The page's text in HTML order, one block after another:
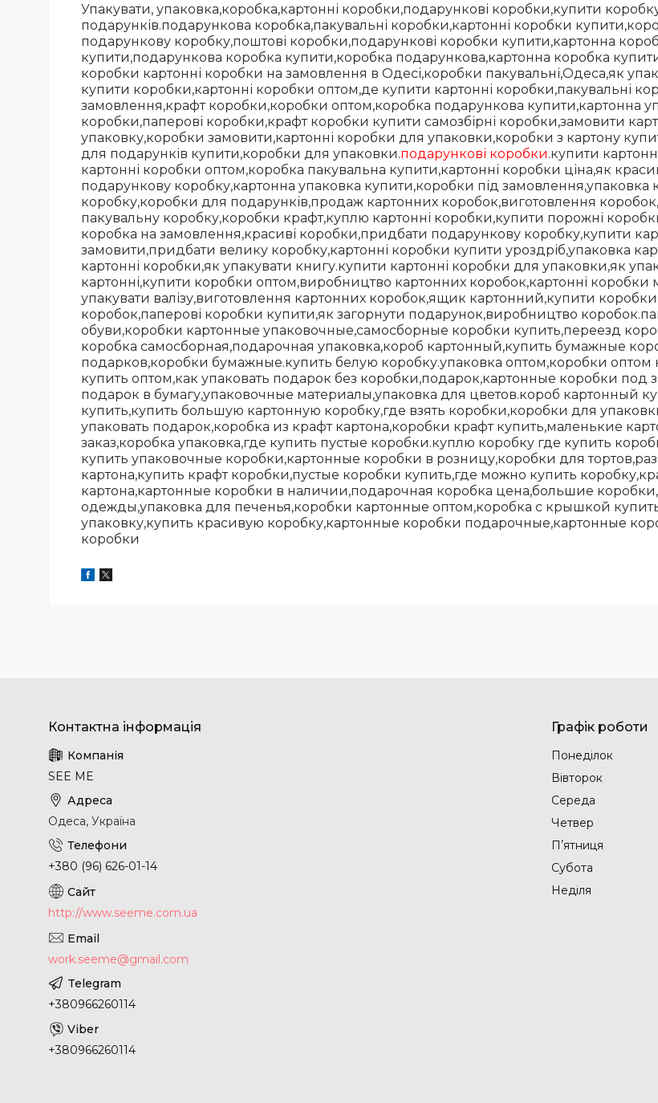
Упакувати, упаковка,коробка,картонні коробки,подарункові коробки,купити
подарунків.подарункова коробка,пакувальні коробки,картонні коробки
подарункову коробку,поштові коробки,подарункові коробки купити,картонна
купити,подарункова коробка купити,коробка подарункова,картонна коробка
коробки картонні коробки на замовлення в Одесі,коробки пакувальні,Одеса,як
купити коробки,картонні коробки оптом,де купити картонні коробки,пакувальні
замовлення,крафт коробки,коробки оптом,коробка подарункова купити,картонна
коробки,паперові коробки,крафт коробки купити самозбірні коробки,замовити
упаковку,коробки замовити,картонні коробки для упаковки,коробки з картону
для подарунків купити,коробки для упаковки.подарункові коробки.купити
картонні коробки оптом,коробка пакувальна купити,картонні коробки ціна,як
подарункову коробку,картонна упаковка купити,коробки під замовлення,упаковка
коробку,коробки для подарунків,продаж картонних коробок,виготовлення
пакувальну коробку,коробки крафт,куплю картонні коробки,купити порожні
коробка на замовлення,красиві коробки,придбати подарункову коробку,купити
замовити,придбати велику коробку,картонні коробки купити уроздріб,упаковка
картонні коробки,як упакувати книгу.купити картонні коробки для упаковки,як
картонні,купити коробки оптом,виробництво картонних коробок,картонні коробки
упакувати валізу,виготовлення картонних коробок,ящик картонний,купити
коробок,паперові коробки купити,як загорнути подарунок,виробництво
обуви,коробки картонные упаковочные,самосборные коробки купить,переезд
коробка самосборная,подарочная упаковка,короб картонный,купить бумажные
подарков,коробки бумажные.купить белую коробку.упаковка оптом,коробки
купить оптом,как упаковать подарок без коробки,подарок,картонные коробки под
подарок в бумагу,упаковочные материалы,упаковка для цветов.короб картонный
купить,купить большую картонную коробку,где взять коробки,коробки для
упаковать подарок,коробка из крафт картона,коробки крафт купить,маленькие
заказ,коробка упаковка,где купить пустые коробки.куплю коробку где купить
купить упаковочные коробки,картонные коробки в розницу,коробки для
картона,купить крафт коробки,пустые коробки купить,где можно купить
картона,картонные коробки в наличии,подарочная коробка цена,большие
одежды,упаковка для печенья,коробки картонные оптом,коробка с крышкой
упаковку,купить красивую коробку,картонные коробки подарочные,картонные
коробки
SEE ME
Одеса, Україна
+380 (96) 626-01-14
http://www.seeme.com.ua
work.seeme@gmail.com
+380966260114
+380966260114
Графік роботи
Понеділок
Вівторок
Середа
Четвер
Пʼятниця
Субота
Неділя